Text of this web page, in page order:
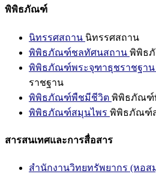
พิพิธภัณฑ์
นิทรรศสถาน นิทรรศสถาน
พิพิธภัณฑ์ชลทัศนสถาน พิพิธ
พิพิธภัณฑ์พระจุฑาธุชราชฐาน
ราชฐาน
พิพิธภัณฑ์พืชมีชีวิต พิพิธภัณฑ์
พิพิธภัณฑ์สมุนไพร พิพิธภัณฑ์
สารสนเทศและการสื่อสาร
สำนักงานวิทยทรัพยากร (หอส